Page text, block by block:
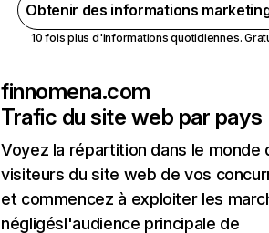
Obtenir des informations
10 fois plus d'informations quotidiennes.
finnomena.com
Trafic du site web par pays
Voyez la répartition dans le monde
visiteurs du site web de vos
et commencez à exploiter les
négligésl'audience principale de